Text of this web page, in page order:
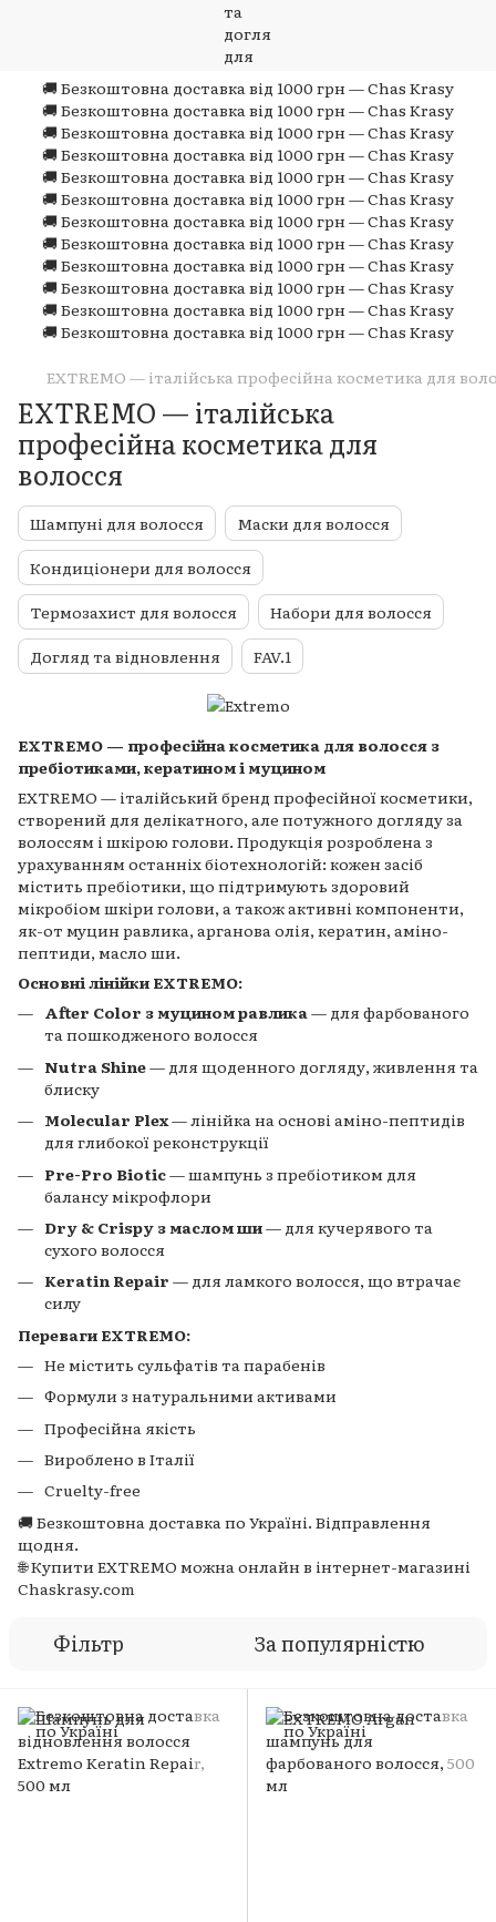
🚚 Безкоштовна доставка від 1000 грн — Chas Krasy
🚚 Безкоштовна доставка від 1000 грн — Chas Krasy
🚚 Безкоштовна доставка від 1000 грн — Chas Krasy
🚚 Безкоштовна доставка від 1000 грн — Chas Krasy
🚚 Безкоштовна доставка від 1000 грн — Chas Krasy
🚚 Безкоштовна доставка від 1000 грн — Chas Krasy
🚚 Безкоштовна доставка від 1000 грн — Chas Krasy
🚚 Безкоштовна доставка від 1000 грн — Chas Krasy
🚚 Безкоштовна доставка від 1000 грн — Chas Krasy
🚚 Безкоштовна доставка від 1000 грн — Chas Krasy
🚚 Безкоштовна доставка від 1000 грн — Chas Krasy
🚚 Безкоштовна доставка від 1000 грн — Chas Krasy
EXTREMO — італійська професійна косметика для
EXTREMO — італійська
професійна косметика для
волосся
Шампуні для волосся
Маски для волосся
Кондиціонери для волосся
Термозахист для волосся
Набори для волосся
Догляд та відновлення
FAV.1
EXTREMO — професійна косметика для волосся з
пребіотиками, кератином і муцином
EXTREMO — італійський бренд професійної косметики,
створений для делікатного, але потужного догляду за
волоссям і шкірою голови. Продукція розроблена з
урахуванням останніх біотехнологій: кожен засіб
містить пребіотики, що підтримують здоровий
мікробіом шкіри голови, а також активні компоненти,
як-от муцин равлика, арганова олія, кератин, аміно-
пептиди, масло ши.
Основні лінійки EXTREMO:
After Color з муцином равлика— для фарбованого
та пошкодженого волосся
Nutra Shine— для щоденного догляду, живлення та
блиску
Molecular Plex— лінійка на основі аміно-пептидів
для глибокої реконструкції
Pre-Pro Biotic— шампунь з пребіотиком для
балансу мікрофлори
Dry & Crispy з маслом ши— для кучерявого та
сухого волосся
Keratin Repair — для ламкого волосся, що втрачає
силу
Переваги EXTREMO:
Не містить сульфатів та парабенів
Формули з натуральними активами
Професійна якість
Вироблено в Італії
Cruelty-free
🚚 Безкоштовна доставка по Україні. Відправлення
щодня.
🌐 Купити EXTREMO можна онлайн в інтернет-магазині
Chaskrasy.com
Фільтр За популярністю